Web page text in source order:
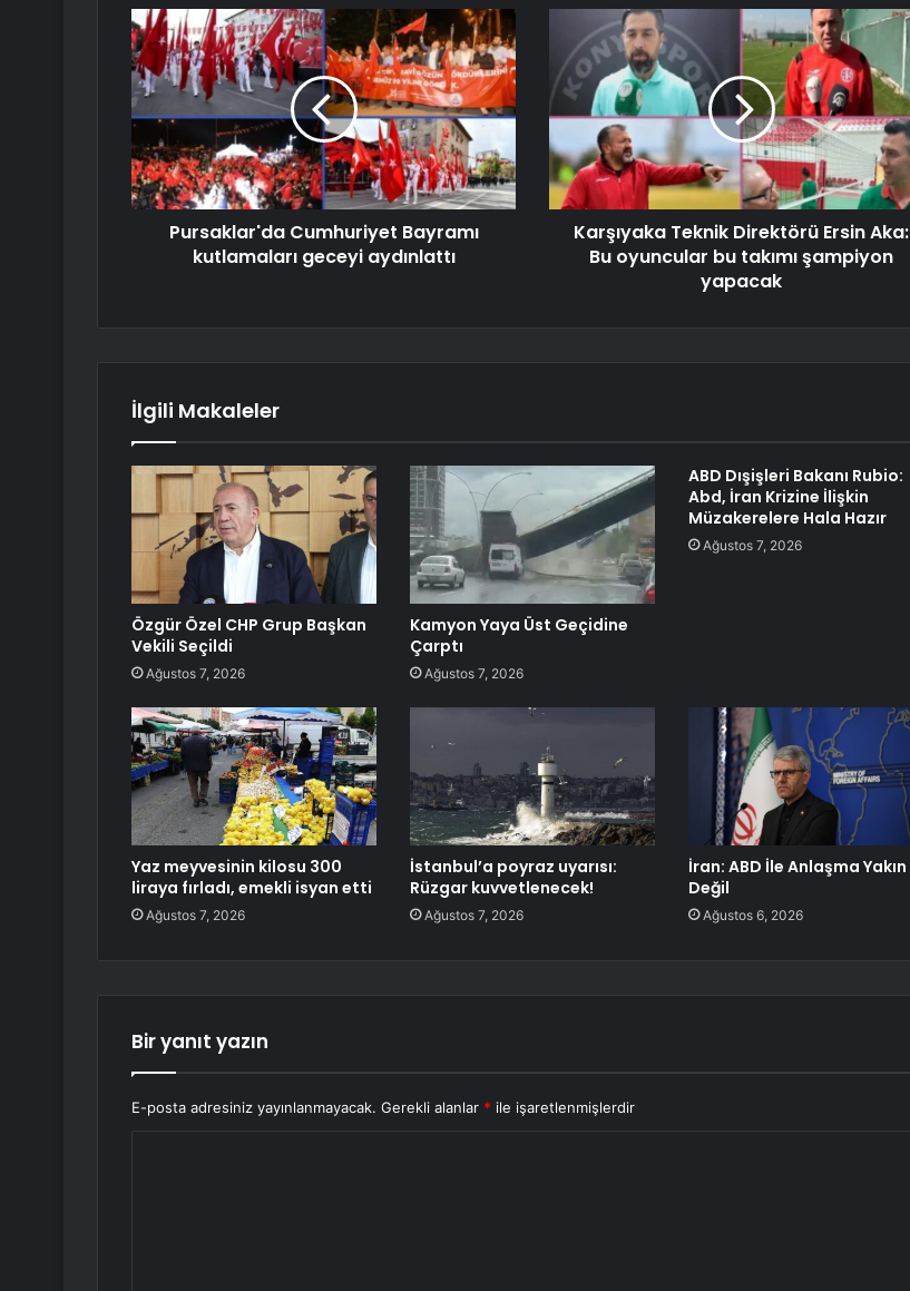
Pursaklar'da Cumhuriyet Bayramı
kutlamaları geceyi aydınlattı
Karşıyaka Teknik Direktörü Ersin Aka:
Bu oyuncular bu takımı şampiyon
yapacak
İlgili Makaleler
Özgür Özel CHP Grup Başkan
Vekili Seçildi
Ağustos 7, 2026
Kamyon Yaya Üst Geçidine
Çarptı
Ağustos 7, 2026
ABD Dışişleri Bakanı Rubio:
Abd, İran Krizine İlişkin
Müzakerelere Hala Hazır
Ağustos 7, 2026
Yaz meyvesinin kilosu 300
liraya fırladı, emekli isyan etti
Ağustos 7, 2026
İstanbul’a poyraz uyarısı:
Rüzgar kuvvetlenecek!
Ağustos 7, 2026
İran: ABD İle Anlaşma Yakın
Değil
Ağustos 6, 2026
Bir yanıt yazın
E-posta adresiniz yayınlanmayacak. Gerekli alanlar * ile işaretlenmişlerdir